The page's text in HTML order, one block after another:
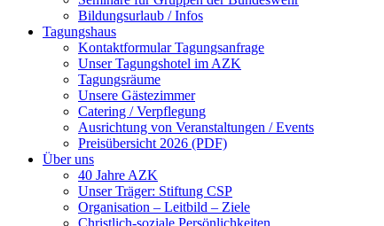
Bildungsurlaub / Infos
Tagungshaus
Kontaktformular Tagungsanfrage
Unser Tagungshotel im AZK
Tagungsräume
Unsere Gästezimmer
Catering / Verpflegung
Ausrichtung von Veranstaltungen / Events
Preisübersicht 2026 (PDF)
Über uns
40 Jahre AZK
Unser Träger: Stiftung CSP
Organisation – Leitbild – Ziele
Christlich-soziale Persönlichkeiten